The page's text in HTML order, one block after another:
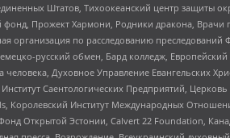
Штатов, Тихоокеанский центр защиты
Прожект Хармони, Родники дракона, Врачи
по расследованию преследований
русский обмен, Бард колледж,
Духовное Управление Евангельских
Саентологических Предприятий, Церковь
Королевский Институт Международных
Открытой Эстонии, Calvert 22 Foundation,